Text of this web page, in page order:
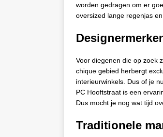
worden gedragen om er
oversized lange regenjas
Voor diegenen die op zoek
chique gebied herbergt
interieurwinkels. Dus of je
PC Hooftstraat is een
Dus mocht je nog wat tijd
Traditionele